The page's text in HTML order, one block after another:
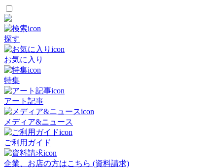
探す
お気に入り
特集
アート記事
メディア&ニュース
ご利用ガイド
企業、お店の方はこちら (資料請求)